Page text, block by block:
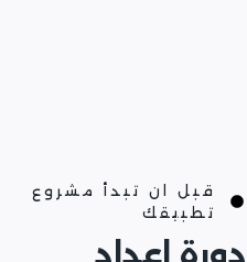
قبل ان تبدأ مشروع
تطبيقك
دورة اعداد